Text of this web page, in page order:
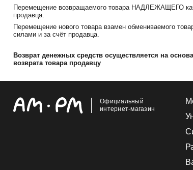
Перемещение возвращаемого товара НАДЛЕЖАЩЕГО
продавца.
Перемещение нового товара взамен обмениваемого
силами и за счёт продавца.
Возврат денежных средств осуществляется на
возврата товара продавцу
Официальный
интернет-магазин